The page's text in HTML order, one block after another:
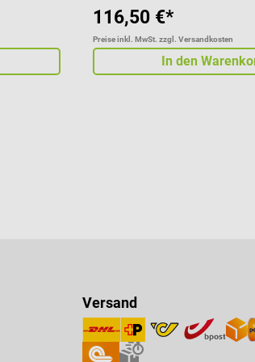
116,50 €*
Preise inkl. MwSt. zzgl. Versandkosten
In den
Versand